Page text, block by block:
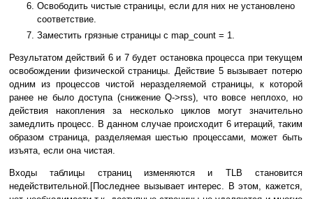
Освободить чистые страницы, если для них не установлено
соответствие.
Заместить грязные страницы с map_count = 1.
Результатом действий 6 и 7 будет остановка процесса при текущем
освобождении физической страницы. Действие 5 вызывает потерю
одним из процессов чистой неразделяемой страницы, к которой
ранее не было доступа (снижение Q->rss), что вовсе неплохо, но
действия накопления за несколько циклов могут значительно
замедлить процесс. В данном случае происходит 6 итераций, таким
образом страница, разделяемая шестью процессами, может быть
изъята, если она чистая.
Входы таблицы страниц изменяются и TLB становится
недействительной.[Последнее вызывает интерес. В этом, кажется,